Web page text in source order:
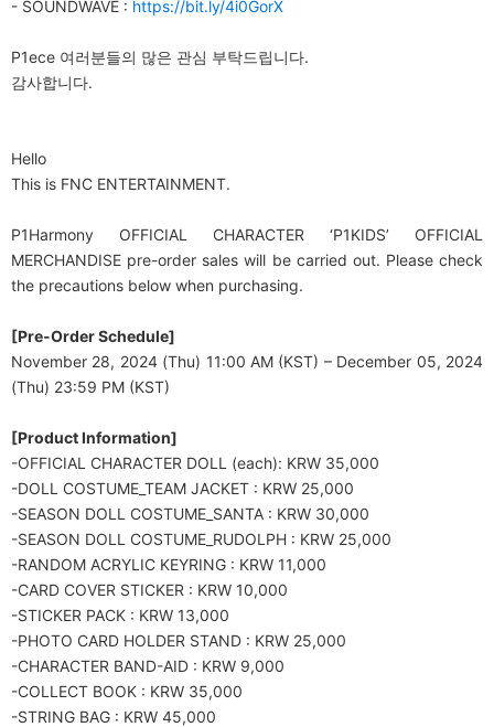
- SOUNDWAVE : https://bit.ly/4i0GorX
P1ece 여러분들의 많은 관심 부탁드립니다.
감사합니다.
Hello
This is FNC ENTERTAINMENT.
P1Harmony OFFICIAL CHARACTER ‘P1KIDS’ OFFICIAL
MERCHANDISE pre-order sales will be carried out. Please check
the precautions below when purchasing.
[Pre-Order Schedule]
November 28, 2024 (Thu) 11:00 AM (KST) – December 05, 2024
(Thu) 23:59 PM (KST)
[Product Information]
-OFFICIAL CHARACTER DOLL (each): KRW 35,000
-DOLL COSTUME_TEAM JACKET : KRW 25,000
-SEASON DOLL COSTUME_SANTA : KRW 30,000
-SEASON DOLL COSTUME_RUDOLPH : KRW 25,000
-RANDOM ACRYLIC KEYRING : KRW 11,000
-CARD COVER STICKER : KRW 10,000
-STICKER PACK : KRW 13,000
-PHOTO CARD HOLDER STAND : KRW 25,000
-CHARACTER BAND-AID : KRW 9,000
-COLLECT BOOK : KRW 35,000
-STRING BAG : KRW 45,000